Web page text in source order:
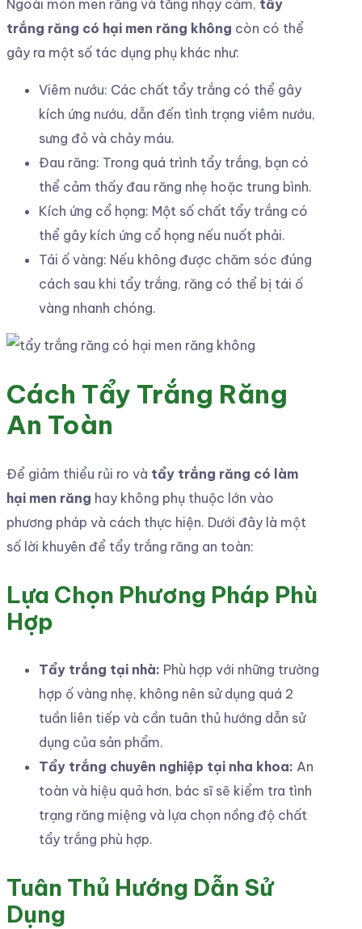
Ngoài mòn men răng và tăng nhạy cảm, tẩy
trắng răng có hại men răng không còn có thể
gây ra một số tác dụng phụ khác như:
Viêm nướu: Các chất tẩy trắng có thể gây
kích ứng nướu, dẫn đến tình trạng viêm nướu,
sưng đỏ và chảy máu.
Đau răng: Trong quá trình tẩy trắng, bạn có
thể cảm thấy đau răng nhẹ hoặc trung bình.
Kích ứng cổ họng: Một số chất tẩy trắng có
thể gây kích ứng cổ họng nếu nuốt phải.
Tái ố vàng: Nếu không được chăm sóc đúng
cách sau khi tẩy trắng, răng có thể bị tái ố
vàng nhanh chóng.
Cách Tẩy Trắng Răng
An Toàn
Để giảm thiểu rủi ro và tẩy trắng răng có làm
hại men răng hay không phụ thuộc lớn vào
phương pháp và cách thực hiện. Dưới đây là một
số lời khuyên để tẩy trắng răng an toàn:
Lựa Chọn Phương Pháp Phù
Hợp
Tẩy trắng tại nhà: Phù hợp với những trường
hợp ố vàng nhẹ, không nên sử dụng quá 2
tuần liên tiếp và cần tuân thủ hướng dẫn sử
dụng của sản phẩm.
Tẩy trắng chuyên nghiệp tại nha khoa: An
toàn và hiệu quả hơn, bác sĩ sẽ kiểm tra tình
trạng răng miệng và lựa chọn nồng độ chất
tẩy trắng phù hợp.
Tuân Thủ Hướng Dẫn Sử
Dụng